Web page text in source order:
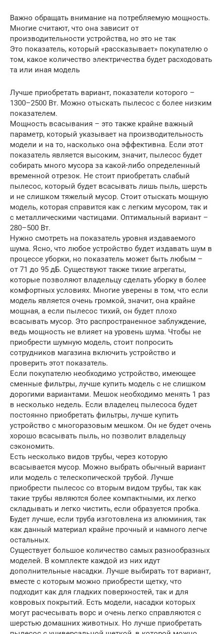
Важно обращать внимание на потребляемую мощность.
Многие считают, что она зависит от
производительности устройства, но это не так
Это показатель, который «рассказывает» покупателю о
том, какое количество электричества будет расходовать
та или иная модель
Лучше приобретать вариант, показатели которого –
1300–2500 Вт. Можно отыскать пылесос с более низким
показателем.
Мощность всасывания – это также крайне важный
параметр, который указывает на производительность
модели и на то, насколько она эффективна. Если этот
показатель является высоким, значит, пылесос будет
собирать много мусора за какой-либо определенный
временной отрезок. Не стоит приобретать слабый
пылесос, который будет всасывать лишь пыль, шерсть
и не слишком тяжелый мусор. Стоит отыскать мощную
модель, которая справится как с легким мусором, так и
с металлическими частицами. Оптимальный вариант –
280–500 Вт.
Нужно смотреть на показатель уровня издаваемого
шума. Ясно, что любое устройство будет издавать шум в
процессе уборки, но показатель может быть любым –
от 71 до 95 дБ. Существуют также тихие агрегаты,
которые позволяют владельцу сделать уборку в более
комфортных условиях. Многие уверены в том, что если
модель является очень громкой, значит, она крайне
мощная, а если пылесос тихий, он будет плохо
всасывать мусор. Это распространенное заблуждение,
ведь мощность не влияет на уровень шума. Чтобы не
приобрести шумную модель, стоит попросить
сотрудников магазина включить устройство и
проверить этот показатель.
Если покупателю необходимо устройство, имеющее
сменные фильтры, лучше купить модель с не слишком
дорогими вариантами. Мешок необходимо менять 1 раз
в несколько недель. Если владелец пылесоса будет
постоянно приобретать фильтры, лучше купить
устройство с многоразовым мешком. Он не будет очень
хорошо всасывать пыль, но позволит владельцу
сэкономить.
Есть несколько видов трубы, через которую
всасывается мусор. Можно выбрать обычный вариант
или модель с телескопической трубой. Лучше
приобрести пылесос со вторым видом трубы, так как
такие трубы являются более компактными, их легко
складывать и легко чистить, если образуется пробка.
Будет лучше, если труба изготовлена из алюминия, так
как данный материал крайне прочный и намного легче
остальных.
Существует большое количество самых разнообразных
моделей. В комплекте каждой из них идут
дополнительные насадки. Лучше выбирать тот вариант,
вместе с которым можно приобрести щетку, что
подходит как для гладких поверхностей, так и для
ковровых покрытий. Есть модели, насадки которых
могут расчесывать ворс и очень легко справляются с
шерстью домашних животных. Но лучше приобретать